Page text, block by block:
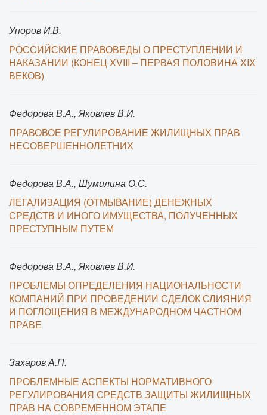
Упоров И.В.
РОССИЙСКИЕ ПРАВОВЕДЫ О ПРЕСТУПЛЕНИИ И
НАКАЗАНИИ (КОНЕЦ XVIII – ПЕРВАЯ ПОЛОВИНА XIX
ВЕКОВ)
Федорова В.А., Яковлев В.И.
ПРАВОВОЕ РЕГУЛИРОВАНИЕ ЖИЛИЩНЫХ ПРАВ
НЕСОВЕРШЕННОЛЕТНИХ
Федорова В.А., Шумилина О.С.
ЛЕГАЛИЗАЦИЯ (ОТМЫВАНИЕ) ДЕНЕЖНЫХ
СРЕДСТВ И ИНОГО ИМУЩЕСТВА, ПОЛУЧЕННЫХ
ПРЕСТУПНЫМ ПУТЕМ
Федорова В.А., Яковлев В.И.
ПРОБЛЕМЫ ОПРЕДЕЛЕНИЯ НАЦИОНАЛЬНОСТИ
КОМПАНИЙ ПРИ ПРОВЕДЕНИИ СДЕЛОК СЛИЯНИЯ
И ПОГЛОЩЕНИЯ В МЕЖДУНАРОДНОМ ЧАСТНОМ
ПРАВЕ
Захаров А.П.
ПРОБЛЕМНЫЕ АСПЕКТЫ НОРМАТИВНОГО
РЕГУЛИРОВАНИЯ СРЕДСТВ ЗАЩИТЫ ЖИЛИЩНЫХ
ПРАВ НА СОВРЕМЕННОМ ЭТАПЕ